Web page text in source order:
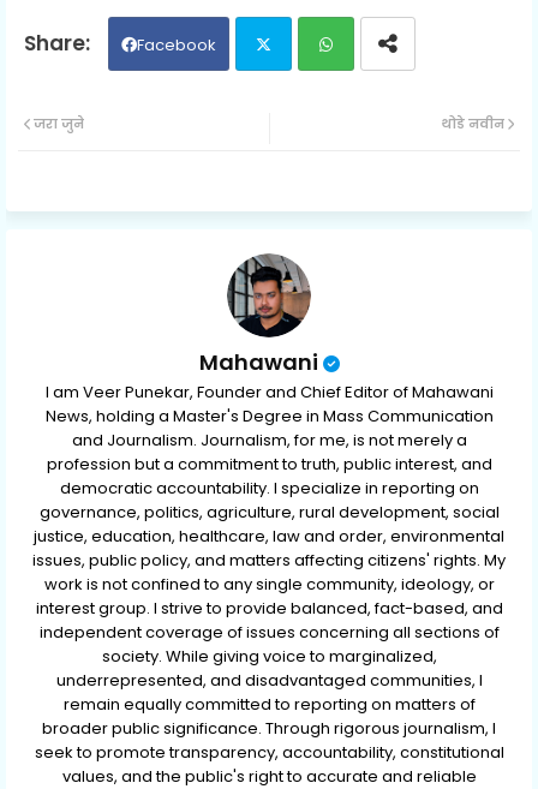
Facebook
ap
थोडे नवीन
जरा जुने
Mahawani
I am Veer Punekar, Founder and Chief Editor of Mahawani
News, holding a Master's Degree in Mass Communication
and Journalism. Journalism, for me, is not merely a
profession but a commitment to truth, public interest, and
democratic accountability. I specialize in reporting on
governance, politics, agriculture, rural development, social
justice, education, healthcare, law and order, environmental
issues, public policy, and matters affecting citizens' rights. My
work is not confined to any single community, ideology, or
interest group. I strive to provide balanced, fact-based, and
independent coverage of issues concerning all sections of
society. While giving voice to marginalized,
underrepresented, and disadvantaged communities, I
remain equally committed to reporting on matters of
broader public significance. Through rigorous journalism, I
seek to promote transparency, accountability, constitutional
values, and the public's right to accurate and reliable